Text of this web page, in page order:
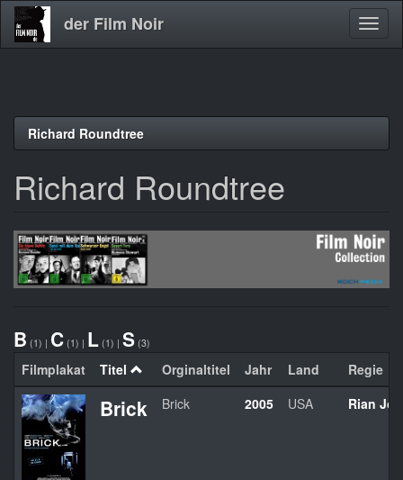
Direkt
der Film Noir
Richard Roundtree
Richard Roundtree
B (1) | C (1) | L (1) | S (3)
Filmplakat Titel Orginaltitel Jahr Land Regie
Brick Brick 2005 USA Rian